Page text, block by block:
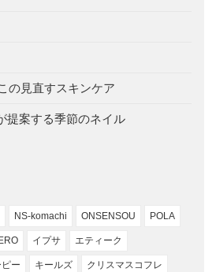
の見直すスキンケア
提案する季節のネイル
NS-komachi ONSENSOU POLA
イプサ エティーク
ー キールズ クリスマスコフレ